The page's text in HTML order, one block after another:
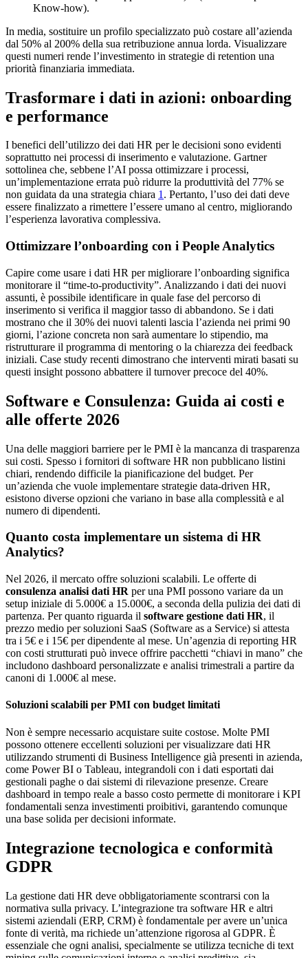
Know-how).
In media, sostituire un profilo specializzato può costare all’azienda
dal 50% al 200% della sua retribuzione annua lorda. Visualizzare
questi numeri rende l’investimento in strategie di retention una
priorità finanziaria immediata.
Trasformare i dati in azioni: onboarding
e performance
I benefici dell’utilizzo dei dati HR per le decisioni sono evidenti
soprattutto nei processi di inserimento e valutazione. Gartner
sottolinea che, sebbene l’AI possa ottimizzare i processi,
un’implementazione errata può ridurre la produttività del 77% se
non guidata da una strategia chiara 1. Pertanto, l’uso dei dati deve
essere finalizzato a rimettere l’essere umano al centro, migliorando
l’esperienza lavorativa complessiva.
Ottimizzare l’onboarding con i People Analytics
Capire come usare i dati HR per migliorare l’onboarding significa
monitorare il “time-to-productivity”. Analizzando i dati dei nuovi
assunti, è possibile identificare in quale fase del percorso di
inserimento si verifica il maggior tasso di abbandono. Se i dati
mostrano che il 30% dei nuovi talenti lascia l’azienda nei primi 90
giorni, l’azione concreta non sarà aumentare lo stipendio, ma
ristrutturare il programma di mentoring o la chiarezza dei feedback
iniziali. Case study recenti dimostrano che interventi mirati basati su
questi insight possono abbattere il turnover precoce del 40%.
Software e Consulenza: Guida ai costi e
alle offerte 2026
Una delle maggiori barriere per le PMI è la mancanza di trasparenza
sui costi. Spesso i fornitori di software HR non pubblicano listini
chiari, rendendo difficile la pianificazione del budget. Per
un’azienda che vuole implementare strategie data-driven HR,
esistono diverse opzioni che variano in base alla complessità e al
numero di dipendenti.
Quanto costa implementare un sistema di HR
Analytics?
Nel 2026, il mercato offre soluzioni scalabili. Le offerte di
consulenza analisi dati HR per una PMI possono variare da un
setup iniziale di 5.000€ a 15.000€, a seconda della pulizia dei dati di
partenza. Per quanto riguarda il software gestione dati HR, il
prezzo medio per soluzioni SaaS (Software as a Service) si attesta
tra i 5€ e i 15€ per dipendente al mese. Un’agenzia di reporting HR
con costi strutturati può invece offrire pacchetti “chiavi in mano” che
includono dashboard personalizzate e analisi trimestrali a partire da
canoni di 1.000€ al mese.
Soluzioni scalabili per PMI con budget limitati
Non è sempre necessario acquistare suite costose. Molte PMI
possono ottenere eccellenti soluzioni per visualizzare dati HR
utilizzando strumenti di Business Intelligence già presenti in azienda,
come Power BI o Tableau, integrandoli con i dati esportati dai
gestionali paghe o dai sistemi di rilevazione presenze. Creare
dashboard in tempo reale a basso costo permette di monitorare i KPI
fondamentali senza investimenti proibitivi, garantendo comunque
una base solida per decisioni informate.
Integrazione tecnologica e conformità
GDPR
La gestione dati HR deve obbligatoriamente scontrarsi con la
normativa sulla privacy. L’integrazione tra software HR e altri
sistemi aziendali (ERP, CRM) è fondamentale per avere un’unica
fonte di verità, ma richiede un’attenzione rigorosa al GDPR. È
essenziale che ogni analisi, specialmente se utilizza tecniche di text